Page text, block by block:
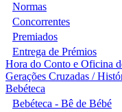
Normas
Concorrentes
Premiados
Entrega de Prémios
Hora do Conto e Oficina
Gerações Cruzadas /
Bebéteca
Bebéteca - Bê de Bébé